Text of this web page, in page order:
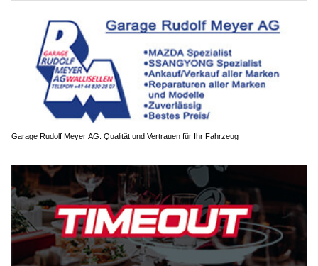
Garage Rudolf Meyer AG: Qualität und Vertrauen für Ihr Fahrzeug